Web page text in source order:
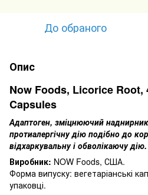
До обраного
Опис
Now Foods, Licorice Root,
Capsules
Адаптоген, зміцнюючий
протиалергічну дію подібно до
відхаркувальну і обволікаючу дію.
Виробник: NOW Foods, США.
Форма випуску: вегетаріанські
упаковці.